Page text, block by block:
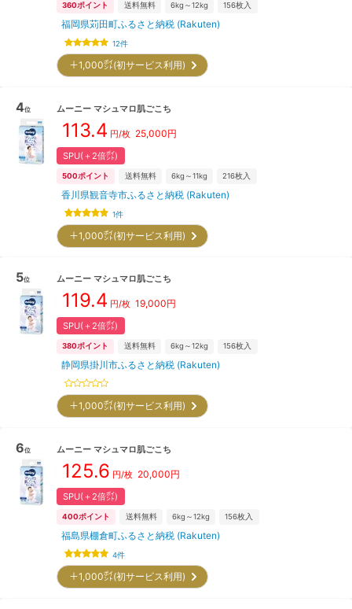
360ポイント 送料無料 6kg～12kg 156枚入
福岡県苅田町ふるさと納税 (Rakuten)
12件
＋1,000㌽(初サービス利用)
4位 ムーニー マシュマロ肌ごこち
113.4 円/枚 25,000円
SPU(＋2倍㌽)
500ポイント 送料無料 6kg～11kg 216枚入
香川県観音寺市ふるさと納税 (Rakuten)
1件
＋1,000㌽(初サービス利用)
5位 ムーニー マシュマロ肌ごこち
119.4 円/枚 19,000円
SPU(＋2倍㌽)
380ポイント 送料無料 6kg～12kg 156枚入
静岡県掛川市ふるさと納税 (Rakuten)
＋1,000㌽(初サービス利用)
6位 ムーニー マシュマロ肌ごこち
125.6 円/枚 20,000円
SPU(＋2倍㌽)
400ポイント 送料無料 6kg～12kg 156枚入
福島県棚倉町ふるさと納税 (Rakuten)
4件
＋1,000㌽(初サービス利用)